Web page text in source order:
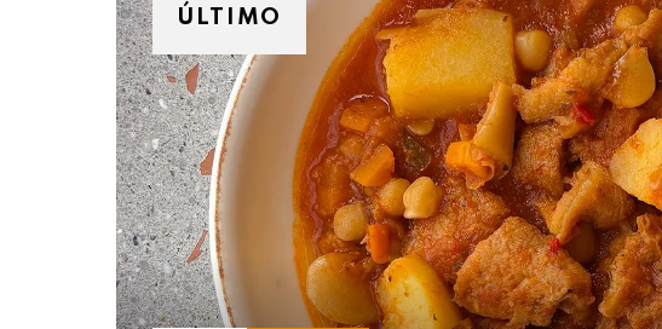
ÚLTIMO
Villa
Devoto,
07
de
agosto
de
2026